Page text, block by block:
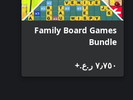
Family Board Games
Bundle
٧٫٧٥٠ ر.ع.‏+